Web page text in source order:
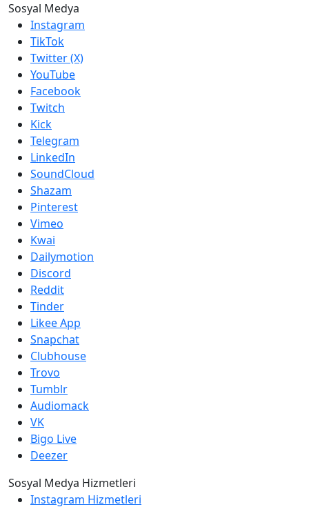
Sosyal Medya
Instagram
TikTok
Twitter (X)
YouTube
Facebook
Twitch
Kick
Telegram
LinkedIn
SoundCloud
Shazam
Pinterest
Vimeo
Kwai
Dailymotion
Discord
Reddit
Tinder
Likee App
Snapchat
Clubhouse
Trovo
Tumblr
Audiomack
VK
Bigo Live
Deezer
Sosyal Medya Hizmetleri
Instagram Hizmetleri